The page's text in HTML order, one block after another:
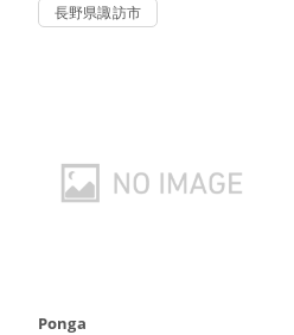
長野県諏訪市
Ponga